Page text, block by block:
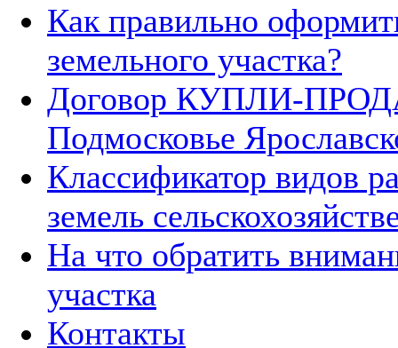
Как правильно
земельного участка?
Договор КУПЛИ-
Подмосковье
Классификатор видов
земель
На что обратить
участка
Контакты